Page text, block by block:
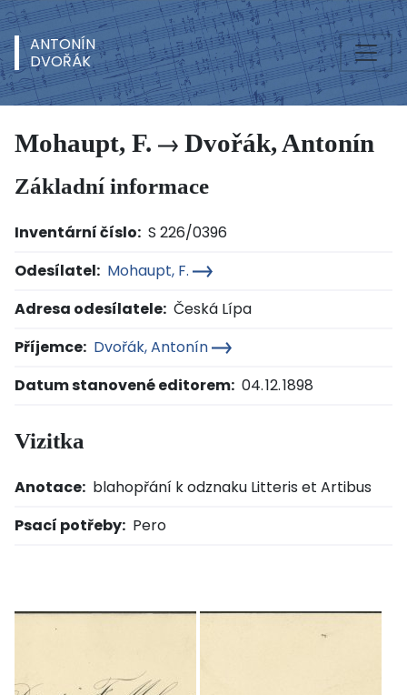
ANTONÍN
DVOŘÁK
Mohaupt, F. Dvořák, Antonín
Základní informace
Inventární číslo: S 226/0396
Odesílatel: Mohaupt, F.
Adresa odesílatele: Česká Lípa
Příjemce: Dvořák, Antonín
Datum stanovené editorem: 04. 12. 1898
Vizitka
Anotace: blahopřání k odznaku Litteris et Artibus
Psací potřeby: Pero